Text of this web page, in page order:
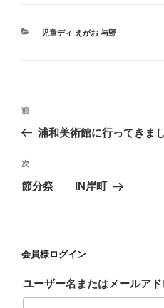
カ
児童ディ えがお 与野
投
ビ
ゲ
ン
過
去
投
稿
前
浦和美術館に行ってき
次
の
次
節分祭 IN岸町
会員様ログイン
ユーザー名またはメールアド